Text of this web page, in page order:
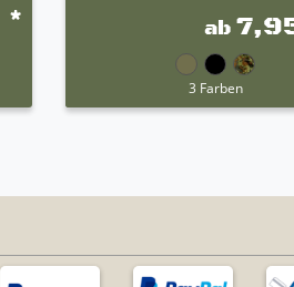
* ab
3 Farben